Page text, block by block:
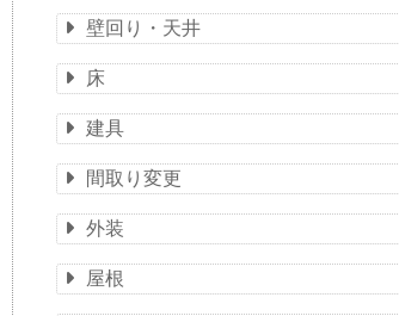
壁回り・天井
床
建具
間取り変更
外装
屋根